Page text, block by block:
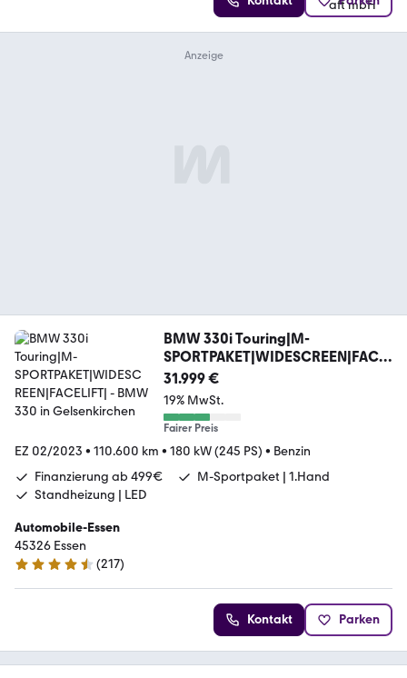
BMW 330i Touring|M-
SPORTPAKET|WIDESCREEN|FACE
LIFT|
31.999 €
19% MwSt.
Fairer Preis
EZ 02/2023 • 110.600 km • 180 kW (245 PS) • Benzin
Finanzierung ab 499€
M-Sportpaket | 1.Hand
Standheizung | LED
Automobile-Essen
45326 Essen
4.7 Sterne
(217)
Kontakt Parken